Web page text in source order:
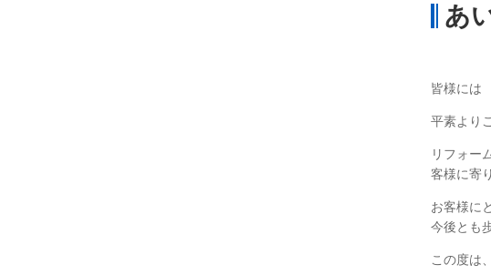
あ
皆様には
平素より
リフォー
客様に寄
お客様に
今後とも
この度は